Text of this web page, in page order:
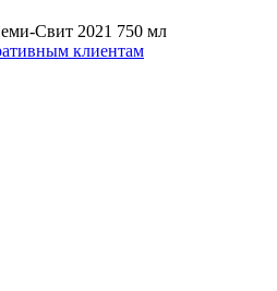
Свит 2021 750 мл
клиентам